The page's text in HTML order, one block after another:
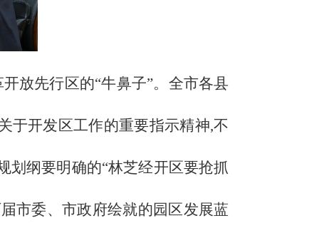
放先行区的“牛鼻子”。全市各县
于开发区工作的重要指示精神,不
划纲要明确的“林芝经开区要抢抓
市委、市政府绘就的园区发展蓝